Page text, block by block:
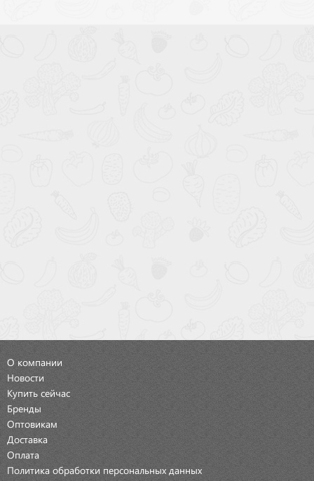
О компании
Новости
Купить сейчас
Бренды
Оптовикам
Доставка
Оплата
Политика обработки персональных данных